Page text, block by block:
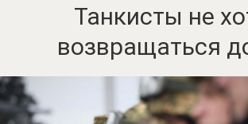
Танкисты не
возвращаться